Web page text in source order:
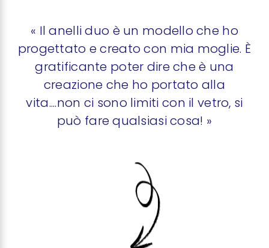
« Il anelli duo è un modello che ho
progettato e creato con mia moglie. È
gratificante poter dire che è una
creazione che ho portato alla
vita....non ci sono limiti con il vetro, si
può fare qualsiasi cosa! »